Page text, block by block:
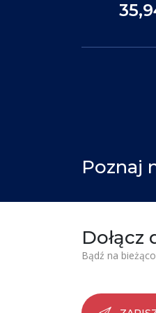
Poznaj
Dołącz
Bądź na